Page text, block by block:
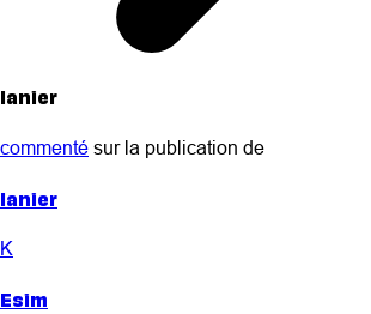
lanier
commenté sur la publication de
lanier
K
Esim